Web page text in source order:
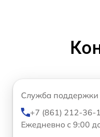
Служба поддержки
+7 (861) 212-36-
Ежедневно с 9:00